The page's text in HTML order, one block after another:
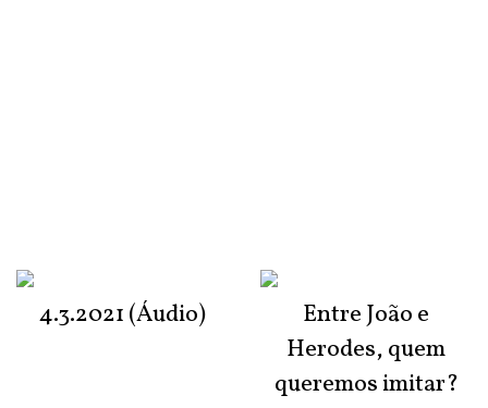
4.3.2021 (Áudio)
Entre João e
Herodes, quem
queremos imitar?